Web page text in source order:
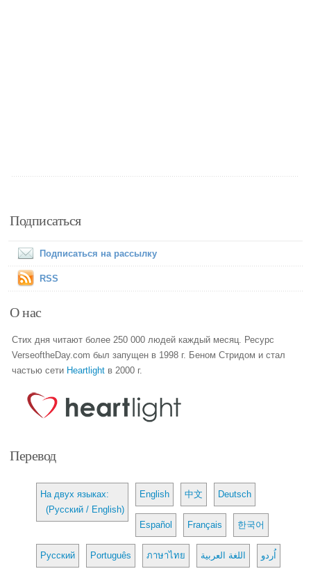
Подписаться
Подписаться на рассылку
RSS
О нас
Стих дня читают более 250 000 людей каждый месяц. Ресурс
VerseoftheDay.com был запущен в 1998 г. Беном Стридом и стал
частью сети Heartlight в 2000 г.
Перевод
На двух языках:
(Русский / English)
English 中文 Deutsch
Español Français 한국어
Русский Português ภาษาไทย اللغة العربية اُردو